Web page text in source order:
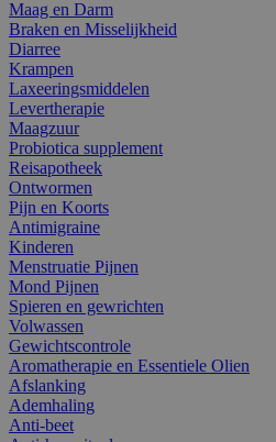
Maag en Darm
Braken en Misselijkheid
Diarree
Krampen
Laxeeringsmiddelen
Levertherapie
Maagzuur
Probiotica supplement
Reisapotheek
Ontwormen
Pijn en Koorts
Antimigraine
Kinderen
Menstruatie Pijnen
Mond Pijnen
Spieren en gewrichten
Volwassen
Gewichtscontrole
Aromatherapie en Essentiele Olien
Afslanking
Ademhaling
Anti-beet